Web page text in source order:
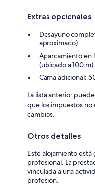
Extras opcionales
Desayuno
aproximado)
Aparcamiento en
(ubicado a 100 m)
Cama adicional:
La lista anterior
que los impuestos no
cambios.
Otros detalles
Este alojamiento
profesional. La
vinculada a una
profesión.